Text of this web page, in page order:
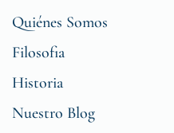
Quiénes Somos
Filosofia
Historia
Nuestro Blog